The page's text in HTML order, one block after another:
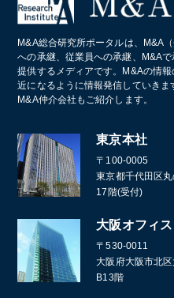
M&A総合研究所ポータルは、M&A
への承継、従業員への承継、M&A
提供するメディアです。M&Aの情
近になるように情報発信していき
M&A仲介会社もご紹介します。
東京本社
〒100-0005
東京都千代田区
17階(受付)
大阪オフィス
〒530-0011
大阪府大阪市北
B13階